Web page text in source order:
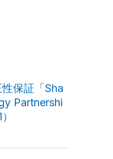
保証「Sha
Partnershi